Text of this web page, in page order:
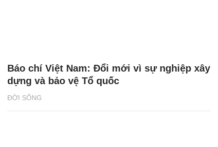
ĐỜI SỐNG
Báo chí Việt Nam: Đổi mới vì sự nghiệp xây
dựng và bảo vệ Tổ quốc